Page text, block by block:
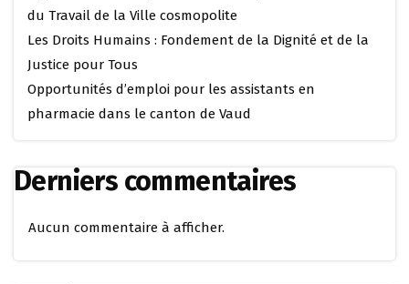
du Travail de la Ville cosmopolite
Les Droits Humains : Fondement de la Dignité et de la
Justice pour Tous
Opportunités d’emploi pour les assistants en
pharmacie dans le canton de Vaud
Derniers commentaires
Aucun commentaire à afficher.